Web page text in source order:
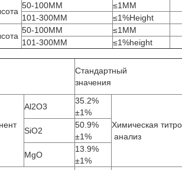
50-100MM
≤1MM
101-300MM
≤1%Height
50-100MM
≤1MM
101-300MM
≤1%height
Стандартный
значения
Al2O3
35.2%
±1%
Химическая
анализ
SiO2
50.9%
±1%
MgO
13.9%
±1%